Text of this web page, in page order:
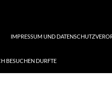
IMPRESSUM UND
BESUCHEN DURFTE